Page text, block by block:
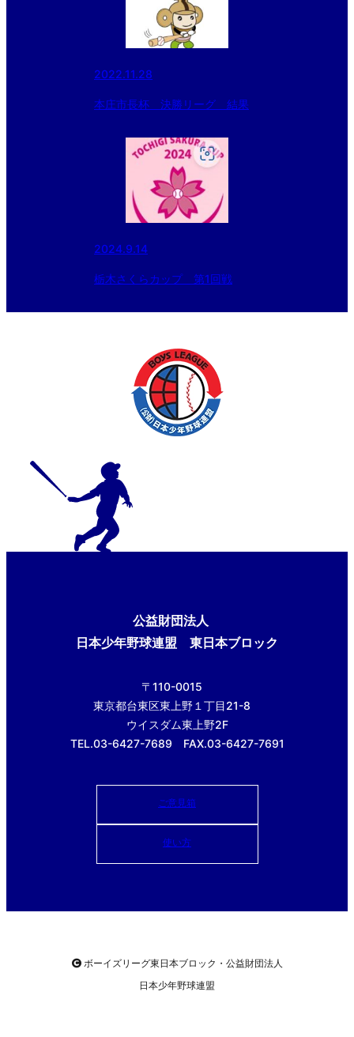
2022.11.28
本庄市長杯 決勝リーグ 結果
2024.9.14
栃木さくらカップ 第1回戦
公益財団法人
日本少年野球連盟 東日本ブロック
〒110-0015
東京都台東区東上野１丁目21-8
ウイスダム東上野2F
TEL.03-6427-7689 FAX.03-6427-7691
ご意見箱
使い方
ボーイズリーグ東日本ブロック・公益財団法人
日本少年野球連盟